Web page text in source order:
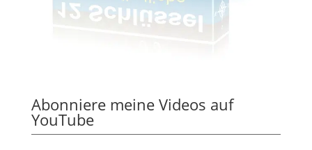
Abonniere meine Videos auf
YouTube